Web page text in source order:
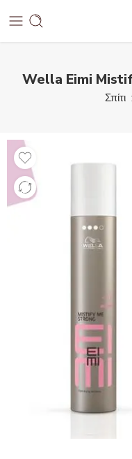
Wella Eimi
Σπίτι